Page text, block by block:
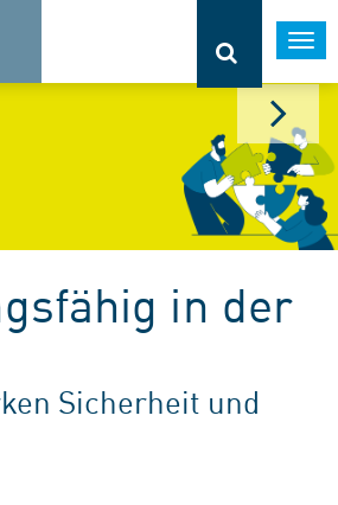
in der
Sicherheit und